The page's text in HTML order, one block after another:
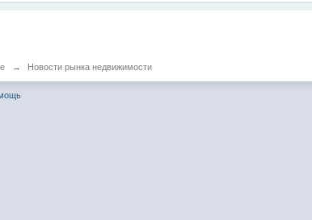
→ Новости рынка недвижимости